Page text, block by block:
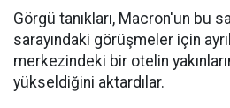
Görgü tanıkları, Macron'un bu
sarayındaki görüşmeler için
merkezindeki bir otelin
yükseldiğini aktardılar.